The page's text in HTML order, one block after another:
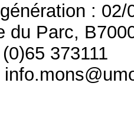
: 02/
du Parc,
373111